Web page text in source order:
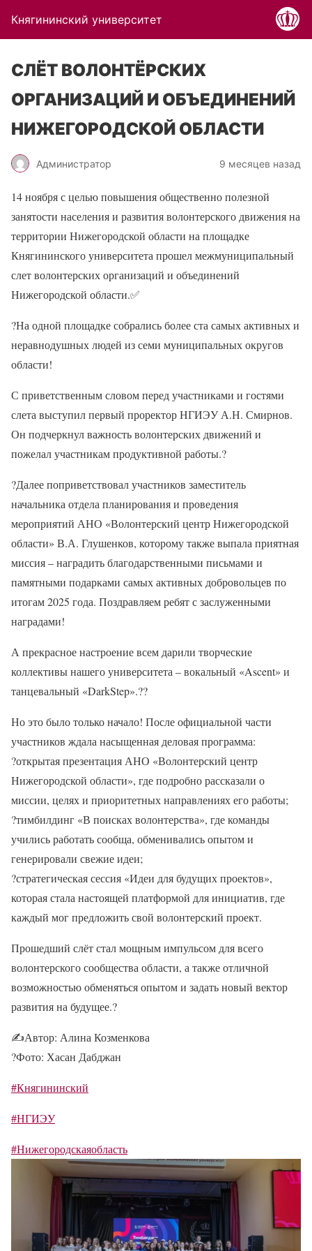
Княгининский университет
СЛЁТ ВОЛОНТЁРСКИХ
ОРГАНИЗАЦИЙ И ОБЪЕДИНЕНИЙ
НИЖЕГОРОДСКОЙ ОБЛАСТИ
Администратор 9 месяцев назад
14 ноября с целью повышения общественно полезной
занятости населения и развития волонтерского движения на
территории Нижегородской области на площадке
Княгининского университета прошел межмуниципальный
слет волонтерских организаций и объединений
Нижегородской области.✅
?На одной площадке собрались более ста самых активных и
неравнодушных людей из семи муниципальных округов
области!
С приветственным словом перед участниками и гостями
слета выступил первый проректор НГИЭУ А.Н. Смирнов.
Он подчеркнул важность волонтерских движений и
пожелал участникам продуктивной работы.?
?Далее поприветствовал участников заместитель
начальника отдела планирования и проведения
мероприятий АНО «Волонтерский центр Нижегородской
области» В.А. Глушенков, которому также выпала приятная
миссия – наградить благодарственными письмами и
памятными подарками самых активных добровольцев по
итогам 2025 года. Поздравляем ребят с заслуженными
наградами!
А прекрасное настроение всем дарили творческие
коллективы нашего университета – вокальный «Ascent» и
танцевальный «DarkStep».??
Но это было только начало! После официальной части
участников ждала насыщенная деловая программа:
?открытая презентация АНО «Волонтерский центр
Нижегородской области», где подробно рассказали о
миссии, целях и приоритетных направлениях его работы;
?тимбилдинг «В поисках волонтерства», где команды
учились работать сообща, обменивались опытом и
генерировали свежие идеи;
?стратегическая сессия «Идеи для будущих проектов»,
которая стала настоящей платформой для инициатив, где
каждый мог предложить свой волонтерский проект.
Прошедший слёт стал мощным импульсом для всего
волонтерского сообщества области, а также отличной
возможностью обменяться опытом и задать новый вектор
развития на будущее.?
✍Автор: Алина Козменкова
?Фото: Хасан Дабджан
#Княгининский
#НГИЭУ
#Нижегородскаяобласть